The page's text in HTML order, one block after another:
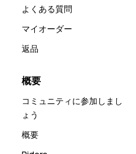
よくある質問
マイオーダー
返品
概要
コミュニティに参加しまし
ょう
概要